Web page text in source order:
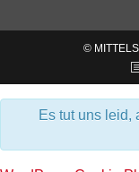
©
Es tut uns leid,